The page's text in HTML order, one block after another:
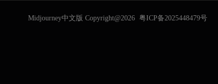
Midjourney中文版 Copyright@2026 粤ICP备2025448479号